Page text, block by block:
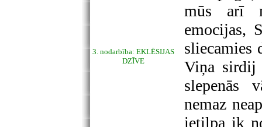
mūs arī
emocijas,
sliecamies
Viņa sirdij
slepenās
nemaz
ietilpa ik
3. nodarbība: EKLĒSIJAS
DZĪVE